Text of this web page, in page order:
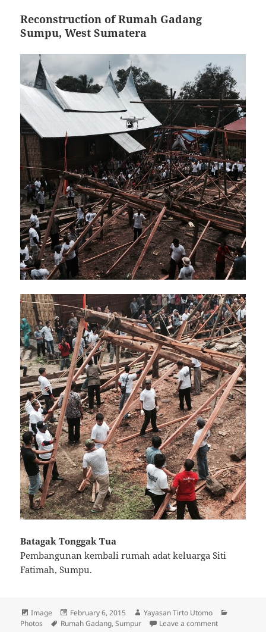
Reconstruction of Rumah Gadang
Sumpu, West Sumatera
Batagak Tonggak Tua
Pembangunan kembali rumah adat keluarga Siti
Fatimah, Sumpu.
Format
Image
Posted
on
February 6, 2015 Author
Yayasan Tirto Utomo
Photos
Tags
Rumah Gadang,Sumpur Leave a comment